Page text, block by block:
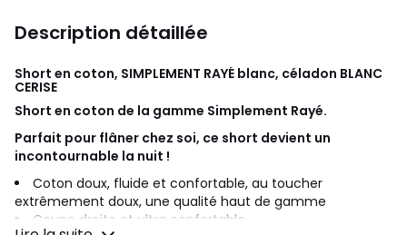
Description détaillée
Short en coton, SIMPLEMENT RAYÉ blanc, céladon BLANC
CERISE
Short en coton de la gamme Simplement Rayé.
Parfait pour flâner chez soi, ce short devient un
incontournable la nuit !
Coton doux, fluide et confortable, au toucher
extrêmement doux, une qualité haut de gamme
Coupe droite et ultra confortable